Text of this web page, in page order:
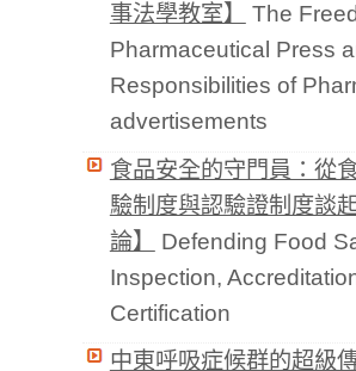
事法學教室】
The
Pharmaceutical Press
Responsibilities of
advertisements
食品安全的守門員：從
驗制度與認驗證制度談
論】
Defending Food
Inspection,
Certification
中東呼吸症候群的超級